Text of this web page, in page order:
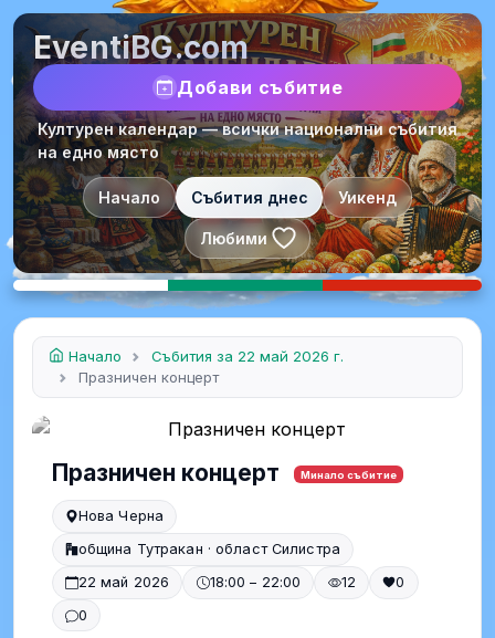
EventiBG.com
Добави събитие
Културен календар — всички национални събития
на едно място
Начало Събития днес Уикенд
Любими
Начало
Събития за 22 май 2026 г.
Празничен концерт
Празничен концерт Минало събитие
Нова Черна
община Тутракан · област Силистра
22 май 2026
18:00 – 22:00 12
0
0